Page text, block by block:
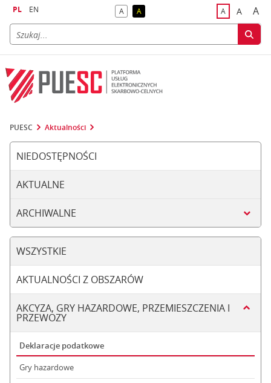
PL EN Akontrast domyślny
Akontrast żółty tekst na czarnym tle
Adomyślna
A A
PUESC Aktualności
NIEDOSTĘPNOŚCI
AKTUALNE
ARCHIWALNE
WSZYSTKIE
AKTUALNOŚCI Z OBSZARÓW
AKCYZA, GRY HAZARDOWE, PRZEMIESZCZENIA I
PRZEWOZY
Deklaracje podatkowe
Gry hazardowe